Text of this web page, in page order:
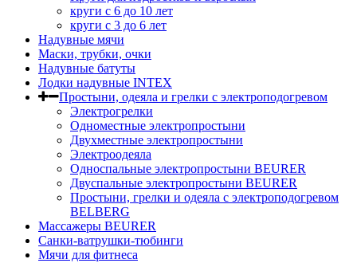
круги с 6 до 10 лет
круги c 3 до 6 лет
Надувные мячи
Маски, трубки, очки
Надувные батуты
Лодки надувные INTEX
Простыни, одеяла и грелки с электроподогревом
Электрогрелки
Одноместные электропростыни
Двухместные электропростыни
Электроодеяла
Односпальные электропростыни BEURER
Двуспальные электропростыни BEURER
Простыни, грелки и одеяла с электроподогревом
BELBERG
Массажеры BEURER
Санки-ватрушки-тюбинги
Мячи для фитнеса